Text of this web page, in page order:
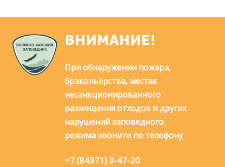
ВНИМАНИЕ!
При обнаружении пожара,
браконьерства, местах
несанкционированного
размещения отходов и других
нарушений заповедного
режима звоните по телефону
+7 (84371) 3-47-20